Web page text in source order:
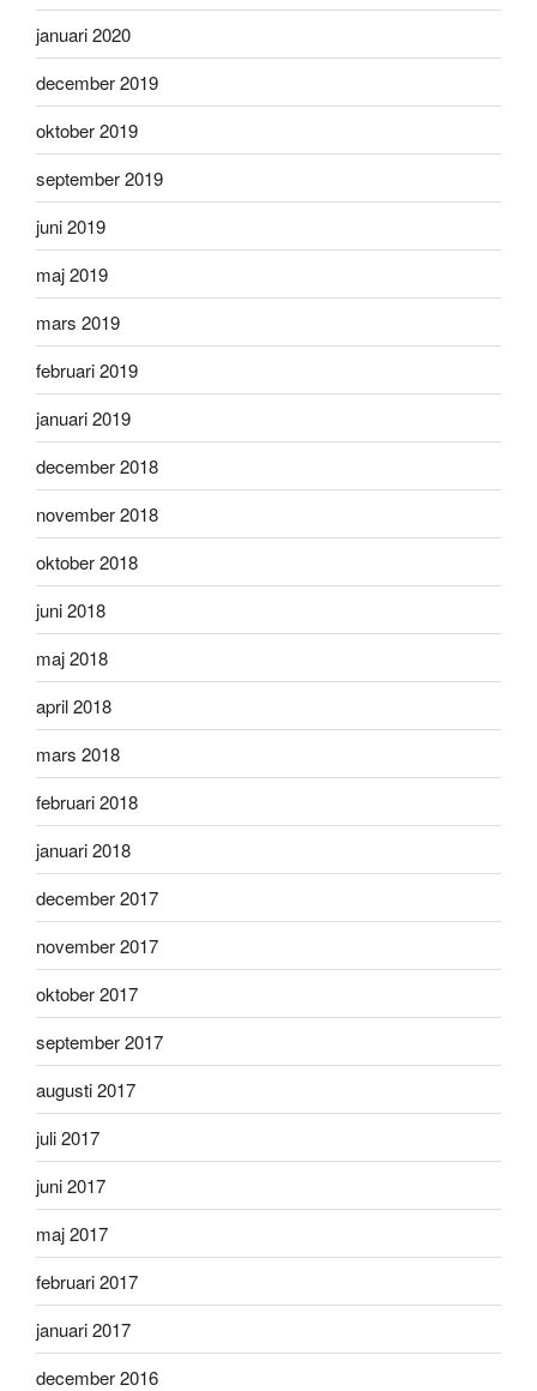
januari 2020
december 2019
oktober 2019
september 2019
juni 2019
maj 2019
mars 2019
februari 2019
januari 2019
december 2018
november 2018
oktober 2018
juni 2018
maj 2018
april 2018
mars 2018
februari 2018
januari 2018
december 2017
november 2017
oktober 2017
september 2017
augusti 2017
juli 2017
juni 2017
maj 2017
februari 2017
januari 2017
december 2016